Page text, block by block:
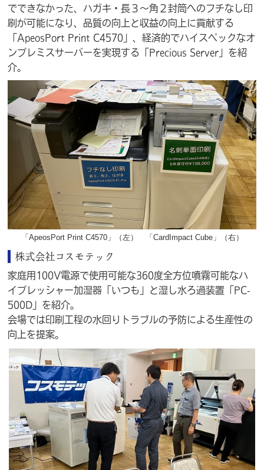
でできなかった、ハガキ・長３～角２封筒へのフチなし印
刷が可能になり、品質の向上と収益の向上に貢献する
「ApeosPort Print C4570」、経済的でハイスペックなオ
ンプレミスサーバーを実現する「Precious Server」を紹
介。
「ApeosPort Print C4570」 （左） 「CardImpact Cube」 （右）
株式会社コスモテック
家庭用100V電源で使用可能な360度全方位噴霧可能なハ
イプレッシャー加湿器「いつも」と湿し水ろ過装置「PC-
500D」を紹介。
会場では印刷工程の水回りトラブルの予防による生産性の
向上を提案。